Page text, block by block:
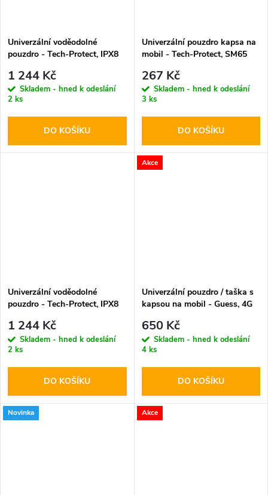
Univerzální voděodolné
pouzdro - Tech-Protect, IPX8
Orange
1 244 Kč
Skladem - hned k odeslání
2 ks
DO KOŠÍKU
Univerzální pouzdro kapsa na
mobil - Tech-Protect, SM65
267 Kč
Skladem - hned k odeslání
3 ks
DO KOŠÍKU
Univerzální voděodolné
pouzdro - Tech-Protect, IPX8
Gray
1 244 Kč
Skladem - hned k odeslání
2 ks
DO KOŠÍKU
Akce
Univerzální pouzdro / taška s
kapsou na mobil - Guess, 4G
650 Kč
Skladem - hned k odeslání
4 ks
DO KOŠÍKU
Novinka Akce